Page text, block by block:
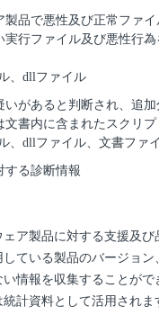
製品で悪性及び正常ファ
実行ファイル及び悪性行
、dllファイル
いがあると判断され、追
文書内に含まれたスクリプ
、dllファイル、文書ファ
する診断情報
ア製品に対する支援及び
ている製品のバージョ
情報を収集することがで
計資料として活用されま